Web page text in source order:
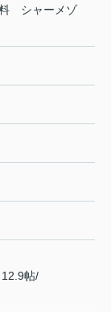
シャーメゾ
帖/